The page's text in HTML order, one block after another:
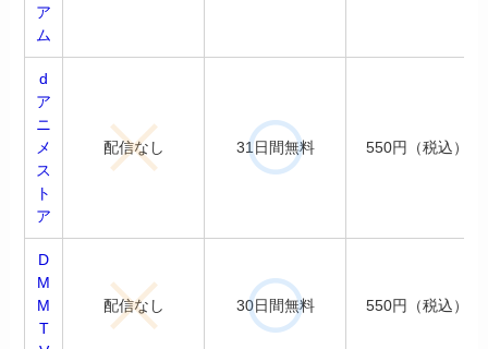
ア
ム
d
ア
ニ
メ
ス
ト
ア
配信なし 31日間無料 550円（税込）
D
M
M
T
配信なし 30日間無料 550円（税込）